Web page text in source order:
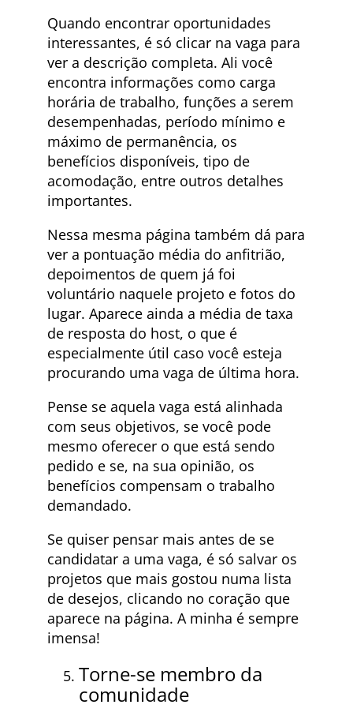
Quando encontrar oportunidades
interessantes, é só clicar na vaga para
ver a descrição completa. Ali você
encontra informações como carga
horária de trabalho, funções a serem
desempenhadas, período mínimo e
máximo de permanência, os
benefícios disponíveis, tipo de
acomodação, entre outros detalhes
importantes.
Nessa mesma página também dá para
ver a pontuação média do anfitrião,
depoimentos de quem já foi
voluntário naquele projeto e fotos do
lugar. Aparece ainda a média de taxa
de resposta do host, o que é
especialmente útil caso você esteja
procurando uma vaga de última hora.
Pense se aquela vaga está alinhada
com seus objetivos, se você pode
mesmo oferecer o que está sendo
pedido e se, na sua opinião, os
benefícios compensam o trabalho
demandado.
Se quiser pensar mais antes de se
candidatar a uma vaga, é só salvar os
projetos que mais gostou numa lista
de desejos, clicando no coração que
aparece na página. A minha é sempre
imensa!
Torne-se membro da
comunidade